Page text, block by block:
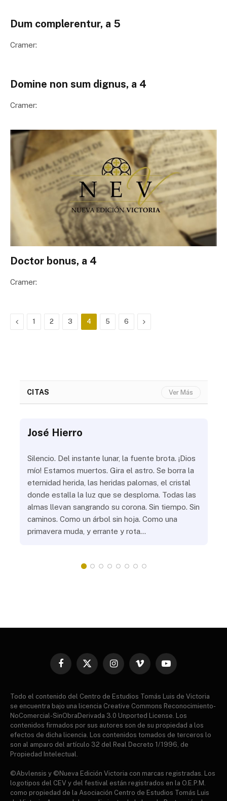
Dum complerentur, a 5
Cramer:
Domine non sum dignus, a 4
Cramer:
Doctor bonus, a 4
Cramer:
Previous
1 2 3 4 5 6 Next
CITAS Ver Más
José Hierro
Silencio. Del instante lunar, la fuente brota. ¡Dios
mío! Estamos muertos. Gira el astro. Se borra la
eternidad herida, las heridas palomas, el cristal
donde estalla la luz que se desploma. Todas las
almas llevan sangrando su corona. Sin tiempo. Sin
caminos. Como un árbol sin hoja. Como una
primavera muda, y errante y rota…
Facebook
X
InstagramVimeo YouTube
Todo el contenido del Centro de Estudios Tomás Luis de Victoria
se encuentra bajo una licencia Creative Commons Reconocimiento-
NoComercial-SinObraDerivada 3.0 Unported License. Los
contenidos firmados por sus autores son de su propiedad a los
efectos de dicha licencia. Los contenidos tomados de terceros lo
son al amparo del artículo 32 del Real Decreto 1/1996, de
Propiedad Intelectual.
©Abvlensis y ©Nueva Edición Victoria con marcas registradas. Los
logotipos del CEV y del festival están registrados en la O.E.P.M.
como propiedad de la Asociación Centro de Estudios Tomás Luis